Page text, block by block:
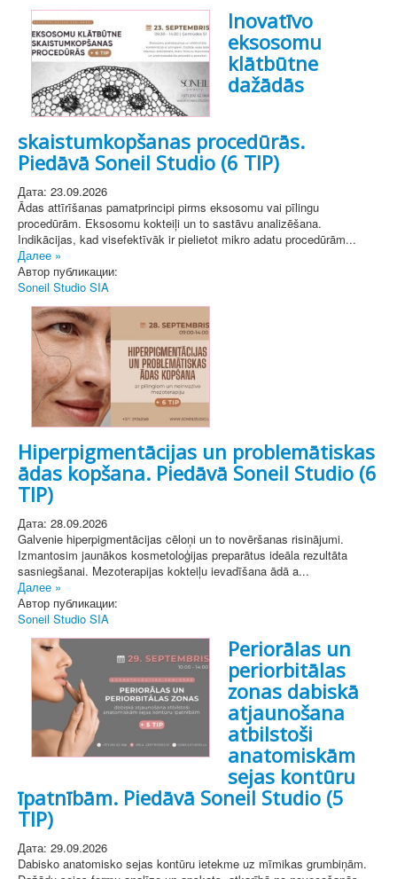
Inovatīvo
eksosomu
klātbūtne
dažādās
skaistumkopšanas procedūrās.
Piedāvā Soneil Studio (6 TIP)
Дата: 23.09.2026
Ādas attīrīšanas pamatprincipi pirms eksosomu vai pīlingu
procedūrām. Eksosomu kokteiļi un to sastāvu analizēšana.
Indikācijas, kad visefektīvāk ir pielietot mikro adatu procedūrām...
Далее »
Автор публикации:
Soneil Studio SIA
Hiperpigmentācijas un problemātiskas
ādas kopšana. Piedāvā Soneil Studio (6
TIP)
Дата: 28.09.2026
Galvenie hiperpigmentācijas cēloņi un to novēršanas risinājumi.
Izmantosim jaunākos kosmetoloģijas preparātus ideāla rezultāta
sasniegšanai. Mezoterapijas kokteiļu ievadīšana ādā a...
Далее »
Автор публикации:
Soneil Studio SIA
Periorālas un
periorbitālas
zonas dabiskā
atjaunošana
atbilstoši
anatomiskām
sejas kontūru
īpatnībām. Piedāvā Soneil Studio (5
TIP)
Дата: 29.09.2026
Dabisko anatomisko sejas kontūru ietekme uz mīmikas grumbiņām.